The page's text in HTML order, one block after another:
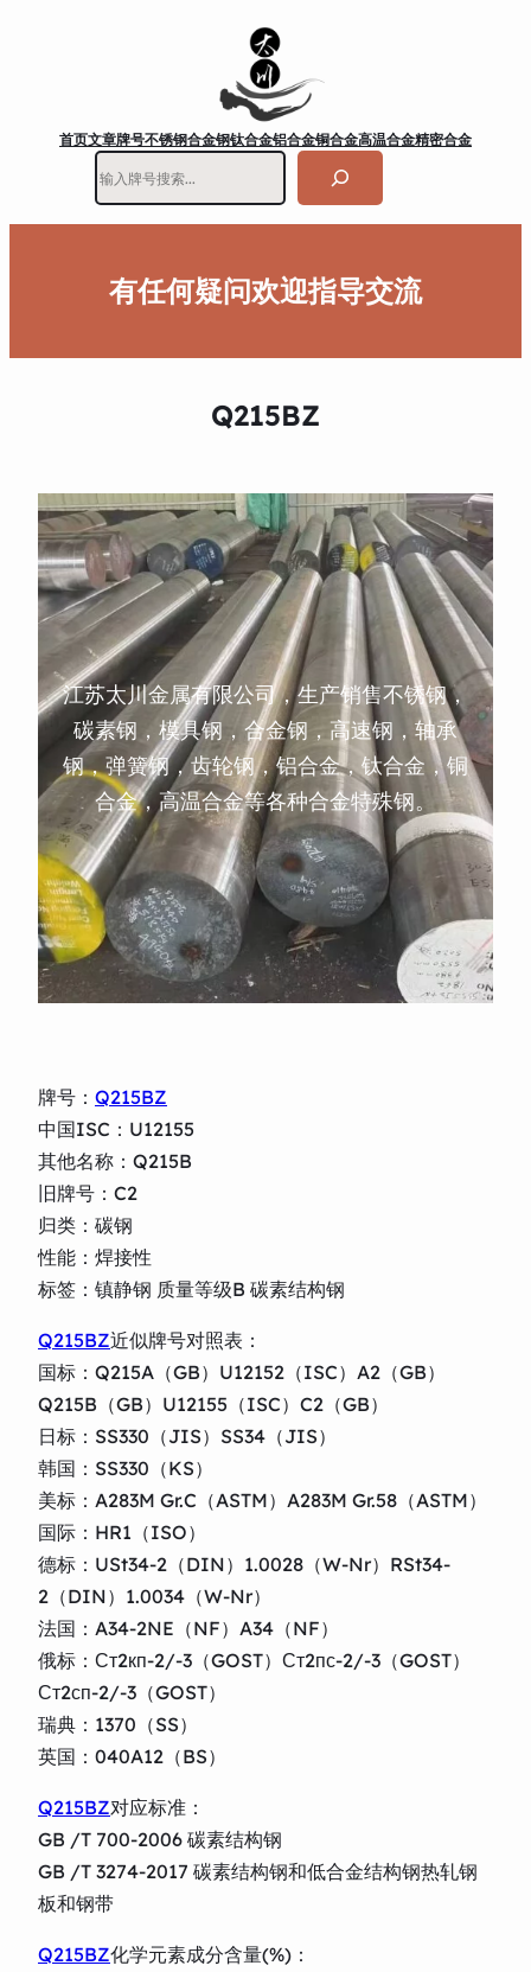
首页文章牌号不锈钢合金钢钛合金铝合金铜合金高温合金精密合金
有任何疑问欢迎指导交流
Q215BZ
江苏太川金属有限公司，生产销售不锈钢，
碳素钢，模具钢，合金钢，高速钢，轴承
钢，弹簧钢，齿轮钢，铝合金，钛合金，铜
合金，高温合金等各种合金特殊钢。
牌号： Q215BZ
中国ISC：U12155
其他名称：Q215B
旧牌号：C2
归类：碳钢
性能：焊接性
标签：镇静钢 质量等级B 碳素结构钢
Q215BZ近似牌号对照表：
国标：Q215A（GB）U12152（ISC）A2（GB）
Q215B（GB）U12155（ISC）C2（GB）
日标：SS330（JIS）SS34（JIS）
韩国：SS330（KS）
美标：A283M Gr.C（ASTM）A283M Gr.58（ASTM）
国际：HR1（ISO）
德标：USt34-2（DIN）1.0028（W-Nr）RSt34-
2（DIN）1.0034（W-Nr）
法国：A34-2NE（NF）A34（NF）
俄标：Ст2кп-2/-3（GOST）Ст2пс-2/-3（GOST）
Ст2сп-2/-3（GOST）
瑞典：1370（SS）
英国：040A12（BS）
Q215BZ对应标准：
GB /T 700-2006 碳素结构钢
GB /T 3274-2017 碳素结构钢和低合金结构钢热轧钢
板和钢带
Q215BZ化学元素成分含量(%)：